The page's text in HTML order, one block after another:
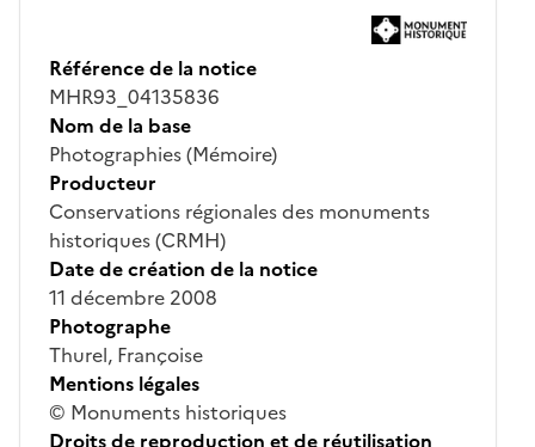
Référence de la notice
MHR93_04135836
Nom de la base
Photographies (Mémoire)
Producteur
Conservations régionales des monuments
historiques (CRMH)
Date de création de la notice
11 décembre 2008
Photographe
Thurel, Françoise
Mentions légales
© Monuments historiques
Droits de reproduction et de réutilisation